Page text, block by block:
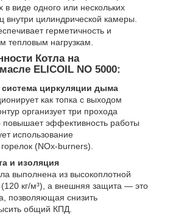
виде одного или нескольких
внутри цилиндрической камеры.
герметичность и
тепловым нагрузкам.
Котла на
ELICOIL NO 5000:
циркуляции дыма
как топка с выходом
организует три прохода
повышает эффективность работы
использование
(NOx-burners).
и изоляция
выполнена из высокоплотной
кг/м³), а внешняя защита — это
позволяющая снизить
общий КПД.